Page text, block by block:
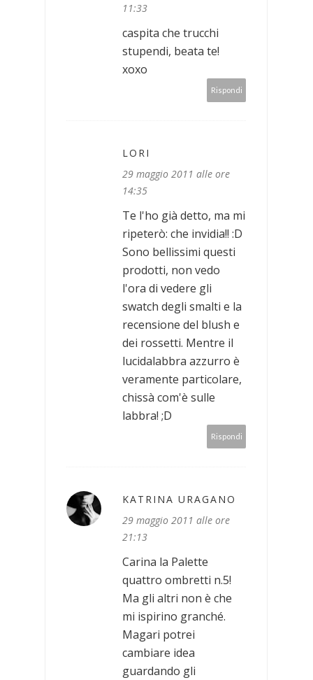
11:33
caspita che trucchi
stupendi, beata te!
xoxo
Rispondi
LORI
29 maggio 2011 alle ore
14:35
Te l'ho già detto, ma mi
ripeterò: che invidia!! :D
Sono bellissimi questi
prodotti, non vedo
l'ora di vedere gli
swatch degli smalti e la
recensione del blush e
dei rossetti. Mentre il
lucidalabbra azzurro è
veramente particolare,
chissà com'è sulle
labbra! ;D
Rispondi
KATRINA URAGANO
29 maggio 2011 alle ore
21:13
Carina la Palette
quattro ombretti n.5!
Ma gli altri non è che
mi ispirino granché.
Magari potrei
cambiare idea
guardando gli